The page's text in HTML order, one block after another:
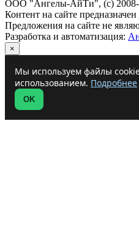
ООО "Ангелы-АйТи", (c) 2008-
Контент на сайте
Предложения на сайте не
Разработка и автоматизация:
×
Мы используем файлы
использованием. Подробнее
OK